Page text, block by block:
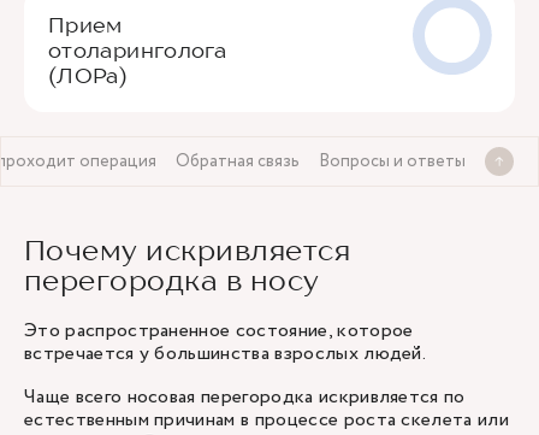
Прием
отоларинголога
(ЛОРа)
операция Обратная связь Вопросы и ответы
Почему искривляется
перегородка в носу
Это распространенное состояние, которое
встречается у большинства взрослых людей.
Чаще всего носовая перегородка искривляется по
естественным причинам в процессе роста скелета или